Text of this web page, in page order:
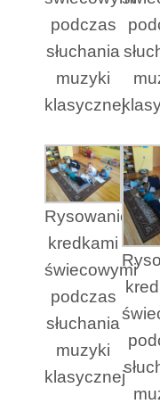
podczas
słuchania
muzyki
klasycznej
Rysowanie
kredkami
świecowymi
podczas
słuchania
muzyki
klasycznej